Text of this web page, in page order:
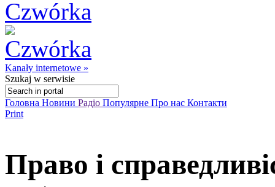
Kanały internetowe »
Szukaj w serwisie
Головна Новини Радіо Популярне Про нас Контакти
Print
Право і